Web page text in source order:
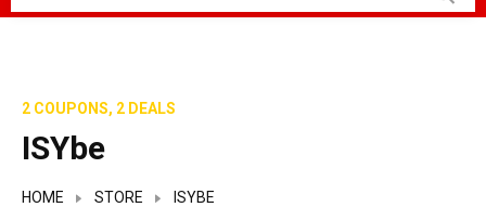
2 COUPONS, 2 DEALS
ISYbe
HOME STORE ISYBE